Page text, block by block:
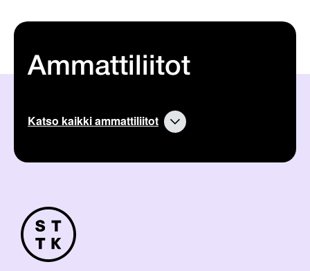
Ammattiliitot
Katso kaikki ammattiliitot